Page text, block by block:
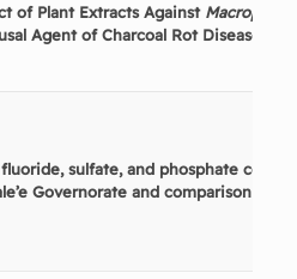
of Plant Extracts Against
Agent of Charcoal Rot Disease
sulfate, and phosphate
Governorate and comparison with